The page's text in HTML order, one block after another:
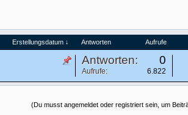
Erstellungsdatum ↓ Antworten Aufrufe
Antworten: 0
Aufrufe: 6.822
(Du musst angemeldet oder registriert sein, um